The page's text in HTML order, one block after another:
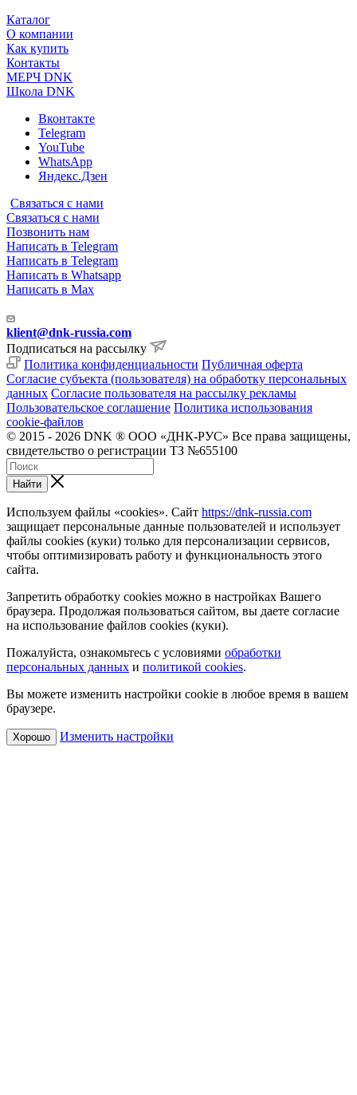
Каталог
О компании
Как купить
Контакты
МЕРЧ DNK
Школа DNK
Вконтакте
Telegram
YouTube
WhatsApp
Яндекс.Дзен
Связаться с нами
Связаться с нами
Позвонить нам
Написать в Telegram
Написать в Telegram
Написать в Whatsapp
Написать в Max
klient@dnk-russia.com
Подписаться на рассылку
Политика конфиденциальности Публичная оферта
Согласие субъекта (пользователя) на обработку персональных
данных Согласие пользователя на рассылку рекламы
Пользовательское соглашение Политика использования
cookie-файлов
© 2015 - 2026 DNK ® ООО «ДНК-РУС» Все права защищены,
свидетельство о регистрации ТЗ №655100
Найти
Используем файлы «cookies». Сайт https://dnk-russia.com
защищает персональные данные пользователей и использует
файлы cookies (куки) только для персонализации сервисов,
чтобы оптимизировать работу и функциональность этого
сайта.
Запретить обработку cookies можно в настройках Вашего
браузера. Продолжая пользоваться сайтом, вы даете согласие
на использование файлов cookies (куки).
Пожалуйста, ознакомьтесь с условиями обработки
персональных данных и политикой cookies.
Вы можете изменить настройки cookie в любое время в вашем
браузере.
Хорошо Изменить настройки